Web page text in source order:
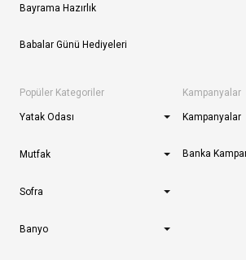
Bayrama Hazırlık
Babalar Günü Hediyeleri
Popüler Kategoriler
Yatak Odası
Mutfak
Sofra
Banyo
Kampanyalar
Kampanyalar
Banka